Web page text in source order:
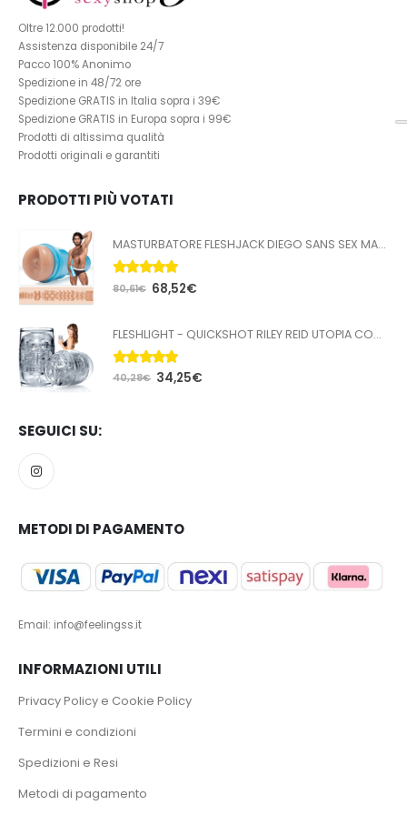
Oltre 12.000 prodotti!
Assistenza disponibile 24/7
Pacco 100% Anonimo
Spedizione in 48/72 ore
Spedizione GRATIS in Italia sopra i 39€
Spedizione GRATIS in Europa sopra i 99€
Prodotti di altissima qualità
Prodotti originali e garantiti
PRODOTTI PIÙ VOTATI
MASTURBATORE FLESHJACK DIEGO SANS SEX MACHINE BUTT
5.00Su 5
80,61€ 68,52€
FLESHLIGHT - QUICKSHOT RILEY REID UTOPIA COMPATTA
5.00Su 5
40,28€ 34,25€
SEGUICI SU:
METODI DI PAGAMENTO
Email: info@feelingss.it
INFORMAZIONI UTILI
Privacy Policy e Cookie Policy
Termini e condizioni
Spedizioni e Resi
Metodi di pagamento